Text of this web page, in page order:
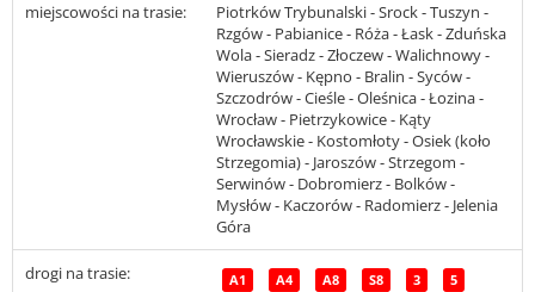
miejscowości na trasie:
Piotrków Trybunalski - Srock - Tuszyn -
Rzgów - Pabianice - Róża - Łask - Zduńska
Wola - Sieradz - Złoczew - Walichnowy -
Wieruszów - Kępno - Bralin - Syców -
Szczodrów - Cieśle - Oleśnica - Łozina -
Wrocław - Pietrzykowice - Kąty
Wrocławskie - Kostomłoty - Osiek (koło
Strzegomia) - Jaroszów - Strzegom -
Serwinów - Dobromierz - Bolków -
Mysłów - Kaczorów - Radomierz - Jelenia
Góra
drogi na trasie: A1 A4 A8 S8 3 5